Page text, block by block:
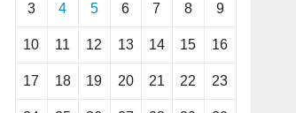
3 4 5 6 7 8 9
10 11 12 13 14 15 16
17 18 19 20 21 22 23